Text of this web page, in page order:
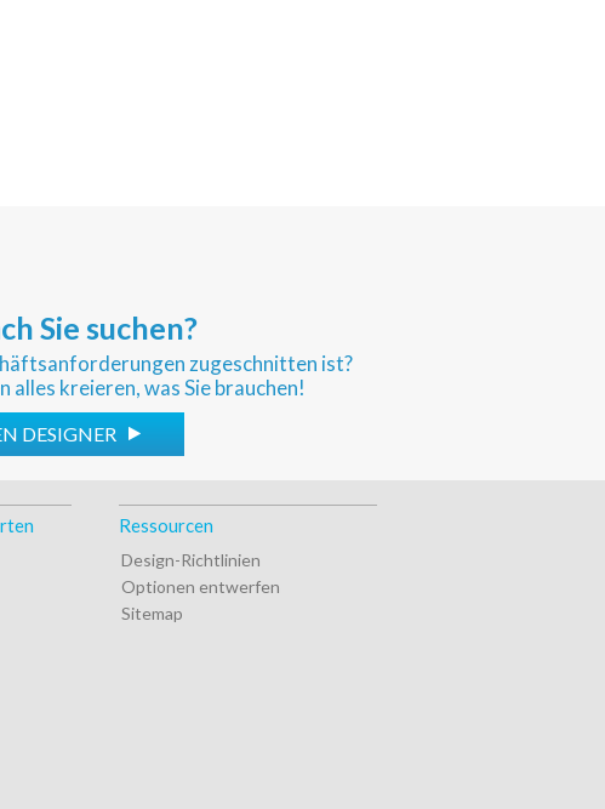
Sie suchen?
zugeschnitten ist?
kreieren, was Sie brauchen!
DESIGNER
Ressourcen
Design-Richtlinien
Optionen entwerfen
Sitemap